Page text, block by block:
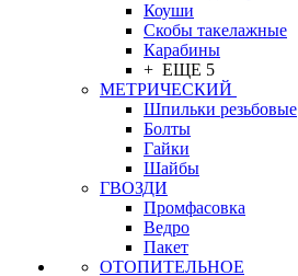
Коуши
Скобы такелажные
Карабины
+ ЕЩЕ 5
МЕТРИЧЕСКИЙ
Шпильки резьбовые
Болты
Гайки
Шайбы
ГВОЗДИ
Промфасовка
Ведро
Пакет
ОТОПИТЕЛЬНОЕ